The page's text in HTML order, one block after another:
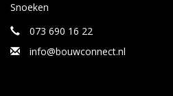
Snoeken
073 690 16 22
info@bouwconnect.nl